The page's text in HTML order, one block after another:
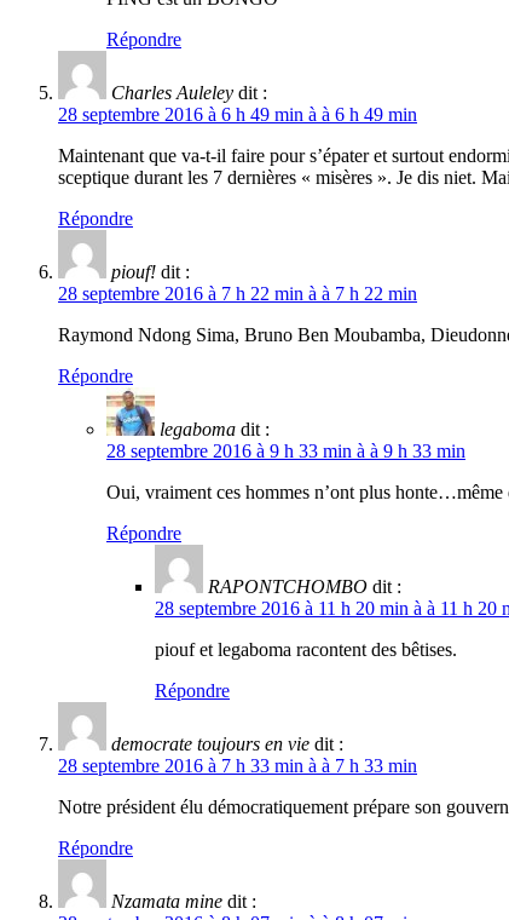
Répondre
Charles Auleley dit :
28 septembre 2016 à 6 h 49 min à à 6 h 49 min
Maintenant que va-t-il faire pour s’épater et surtout
sceptique durant les 7 dernières « misères ». Je dis niet.
Répondre
piouf! dit :
28 septembre 2016 à 7 h 22 min à à 7 h 22 min
Raymond Ndong Sima, Bruno Ben Moubamba,
Répondre
legaboma dit :
28 septembre 2016 à 9 h 33 min à à 9 h 33 min
Oui, vraiment ces hommes n’ont plus
Répondre
RAPONTCHOMBO dit :
28 septembre 2016 à 11 h 20 min à à 11 h 20
piouf et legaboma racontent des bêtises.
Répondre
democrate toujours en vie dit :
28 septembre 2016 à 7 h 33 min à à 7 h 33 min
Notre président élu démocratiquement prépare son
Répondre
Nzamata mine dit :